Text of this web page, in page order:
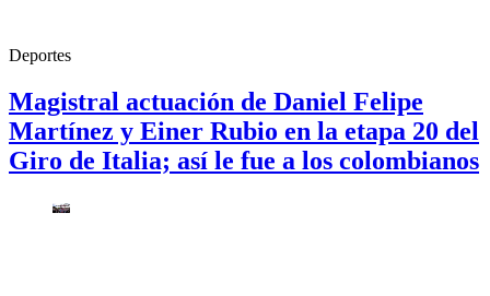
Deportes
Magistral actuación de Daniel Felipe
Martínez y Einer Rubio en la etapa 20 del
Giro de Italia; así le fue a los colombianos